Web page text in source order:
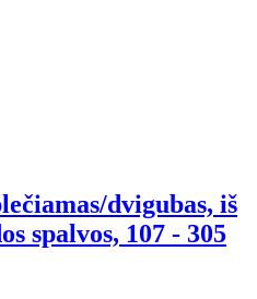
dvigubas, iš
spalvos, 107 - 305